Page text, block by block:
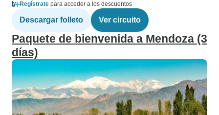
Regístrate para acceder a los descuentos
Descargar folleto Ver circuito
Paquete de bienvenida a Mendoza (3
días)